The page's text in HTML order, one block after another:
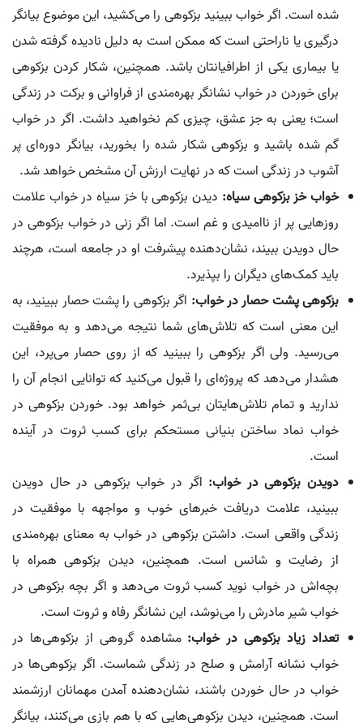
شده است. اگر خواب ببینید بزکوهی را می‌کشید، این موضوع بیانگر
درگیری یا ناراحتی است که ممکن است به دلیل نادیده گرفته شدن
یا بیماری یکی از اطرافیانتان باشد. همچنین، شکار کردن بزکوهی
برای خوردن در خواب نشانگر بهره‌مندی از فراوانی و برکت در زندگی
است؛ یعنی به جز عشق، چیزی کم نخواهید داشت. اگر در خواب
گم شده باشید و بزکوهی شکار شده را بخورید، بیانگر دوره‌ای پر
آشوب در زندگی است که در نهایت ارزش آن مشخص خواهد شد.
خواب خز بزکوهی سیاه: دیدن بزکوهی با خز سیاه در خواب علامت
روزهایی پر از ناامیدی و غم است. اما اگر زنی در خواب بزکوهی در
حال دویدن ببیند، نشان‌دهنده پیشرفت او در جامعه است، هرچند
باید کمک‌های دیگران را بپذیرد.
بزکوهی پشت حصار در خواب: اگر بزکوهی را پشت حصار ببینید، به
این معنی است که تلاش‌های شما نتیجه می‌دهد و به موفقیت
می‌رسید. ولی اگر بزکوهی را ببینید که از روی حصار می‌پرد، این
هشدار می‌دهد که پروژه‌ای را قبول می‌کنید که توانایی انجام آن را
ندارید و تمام تلاش‌هایتان بی‌ثمر خواهد بود. خوردن بزکوهی در
خواب نماد ساختن بنیانی مستحکم برای کسب ثروت در آینده
است.
دویدن بزکوهی در خواب: اگر در خواب بزکوهی در حال دویدن
ببینید، علامت دریافت خبرهای خوب و مواجهه با موفقیت در
زندگی واقعی است. داشتن بزکوهی در خواب به معنای بهره‌مندی
از رضایت و شانس است. همچنین، دیدن بزکوهی همراه با
بچه‌اش در خواب نوید کسب ثروت می‌دهد و اگر بچه بزکوهی در
خواب شیر مادرش را می‌نوشد، این نشانگر رفاه و ثروت است.
تعداد زیاد بزکوهی در خواب: مشاهده گروهی از بزکوهی‌ها در
خواب نشانه آرامش و صلح در زندگی شماست. اگر بزکوهی‌ها در
خواب در حال خوردن باشند، نشان‌دهنده آمدن مهمانان ارزشمند
است. همچنین، دیدن بزکوهی‌هایی که با هم بازی می‌کنند، بیانگر